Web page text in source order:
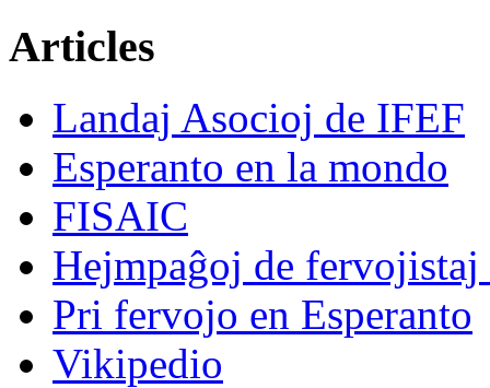
Articles
Landaj Asocioj de IFEF
Esperanto en la mondo
FISAIC
Hejmpaĝoj de fervojistaj
Pri fervojo en Esperanto
Vikipedio